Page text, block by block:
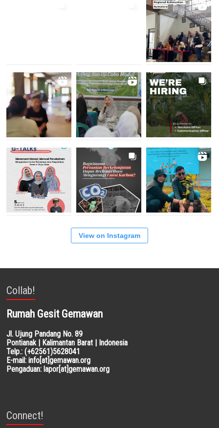
View on Instagram
Collab!
Rumah Gesit Gemawan
Jl. Ujung Pandang No. 89
Pontianak | Kalimantan Barat | Indonesia
Telp.: (+62561)5628041
E-mail: info[at]gemawan.org
Pengaduan: lapor[at]gemawan.org
Connect!